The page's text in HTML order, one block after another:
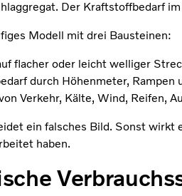
Der Kraftstoffbedarf
Modell mit drei Bausteinen:
flacher oder leicht welliger
durch Höhenmeter, Rampen
Verkehr, Kälte, Wind, Reifen,
ein falsches Bild. Sonst
haben.